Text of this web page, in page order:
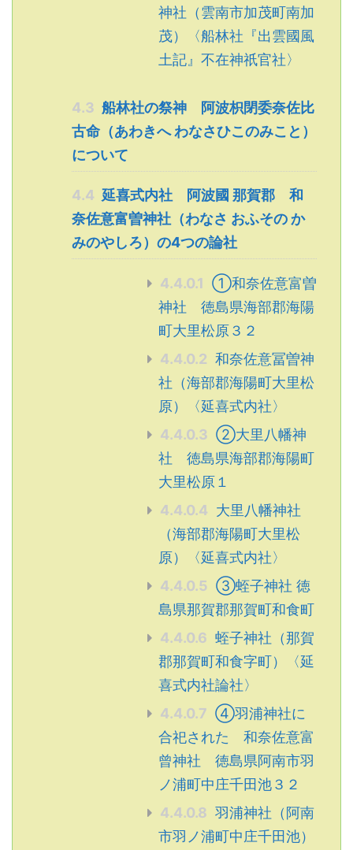
神社（雲南市加茂町南加
茂）〈船林社『出雲國風
土記』不在神祇官社〉
4.3 船林社の祭神 阿波枳閉委奈佐比
古命（あわきへ わなさひこのみこと）
について
4.4 延喜式内社 阿波國 那賀郡 和
奈佐意富曽神社（わなさ おふその か
みのやしろ）の4つの論社
4.4.0.1 ①和奈佐意富曽
神社 徳島県海部郡海陽
町大里松原３２
4.4.0.2 和奈佐意冨曽神
社（海部郡海陽町大里松
原）〈延喜式内社〉
4.4.0.3 ➁大里八幡神
社 徳島県海部郡海陽町
大里松原１
4.4.0.4 大里八幡神社
（海部郡海陽町大里松
原）〈延喜式内社〉
4.4.0.5 ➂蛭子神社 徳
島県那賀郡那賀町和食町
4.4.0.6 蛭子神社（那賀
郡那賀町和食字町）〈延
喜式内社論社〉
4.4.0.7 ④羽浦神社に
合祀された 和奈佐意富
曾神社 徳島県阿南市羽
ノ浦町中庄千田池３２
4.4.0.8 羽浦神社（阿南
市羽ノ浦町中庄千田池）